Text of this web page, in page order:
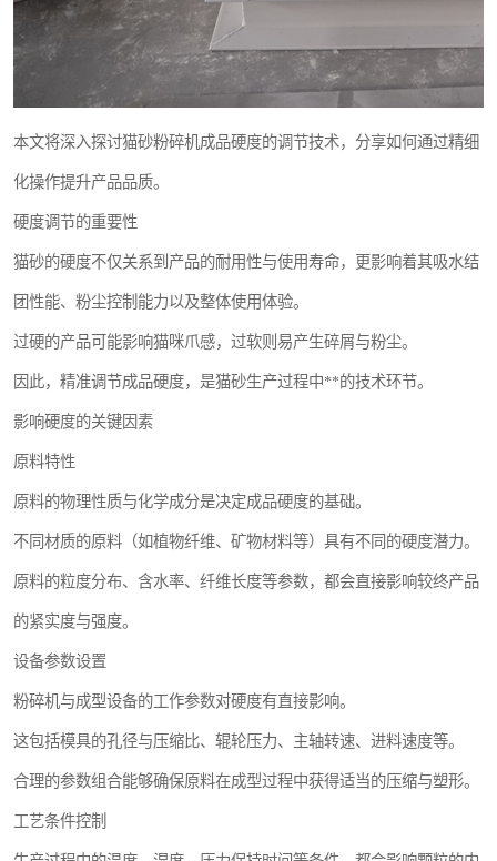
本文将深入探讨猫砂粉碎机成品硬度的调节技术，分享如何通过精细
化操作提升产品品质。
硬度调节的重要性
猫砂的硬度不仅关系到产品的耐用性与使用寿命，更影响着其吸水结
团性能、粉尘控制能力以及整体使用体验。
过硬的产品可能影响猫咪爪感，过软则易产生碎屑与粉尘。
因此，精准调节成品硬度，是猫砂生产过程中**的技术环节。
影响硬度的关键因素
原料特性
原料的物理性质与化学成分是决定成品硬度的基础。
不同材质的原料（如植物纤维、矿物材料等）具有不同的硬度潜力。
原料的粒度分布、含水率、纤维长度等参数，都会直接影响较终产品
的紧实度与强度。
设备参数设置
粉碎机与成型设备的工作参数对硬度有直接影响。
这包括模具的孔径与压缩比、辊轮压力、主轴转速、进料速度等。
合理的参数组合能够确保原料在成型过程中获得适当的压缩与塑形。
工艺条件控制